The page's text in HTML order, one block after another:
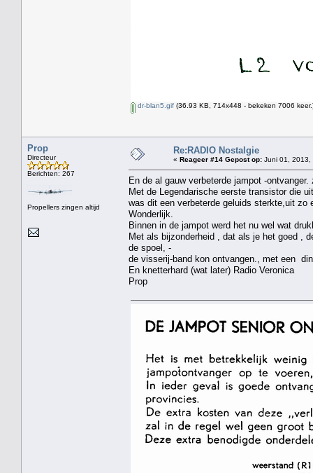
dr-blan5.gif (36.93 KB, 714x448 - bekeken 7006
Prop
Directeur
Berichten: 267
Propellers zingen altijd
Re:RADIO Nostalgie
« Reageer #14 Gepost op: Juni 01, 2013,
En de al gauw verbeterde jampot -ontvanger.
Met de Legendarische eerste transistor die
was dit een verbeterde geluids sterkte,uit zo
Wonderlijk.
Binnen in de jampot werd het nu wel wat
Met als bijzonderheid , dat als je het goed ,
de spoel, -
de visserij-band kon ontvangen., met een
En knetterhard (wat later) Radio Veronica
Prop